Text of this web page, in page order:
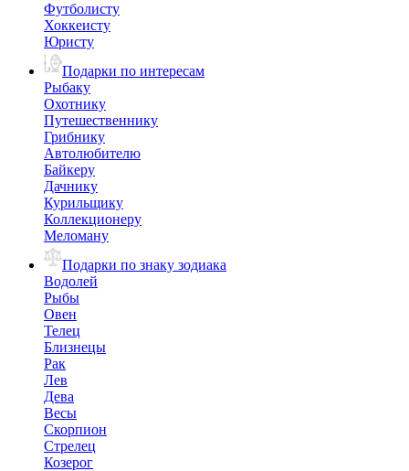
Футболисту
Хоккеисту
Юристу
Подарки по интересам
Рыбаку
Охотнику
Путешественнику
Грибнику
Автолюбителю
Байкеру
Дачнику
Курильщику
Коллекционеру
Меломану
Подарки по знаку зодиака
Водолей
Рыбы
Овен
Телец
Близнецы
Рак
Лев
Дева
Весы
Скорпион
Стрелец
Козерог